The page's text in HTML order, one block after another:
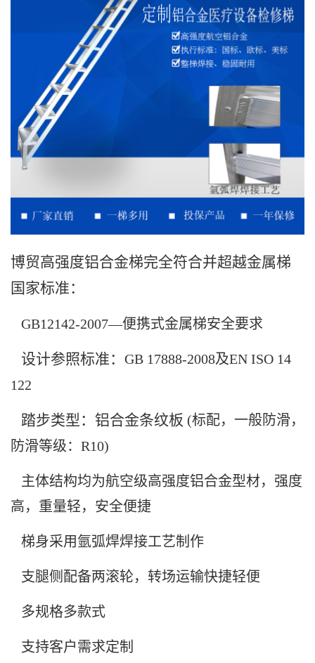
博贸高强度铝合金梯完全符合并超越金属梯
国家标准：
GB12142-2007—便携式金属梯安全要求
设计参照标准： GB 17888-2008及EN ISO 14
122
踏步类型：铝合金条纹板 (标配，一般防滑，
防滑等级：R10)
主体结构均为航空级高强度铝合金型材，强度
高，重量轻，安全便捷
梯身采用氩弧焊焊接工艺制作
支腿侧配备两滚轮，转场运输快捷轻便
多规格多款式
支持客户需求定制